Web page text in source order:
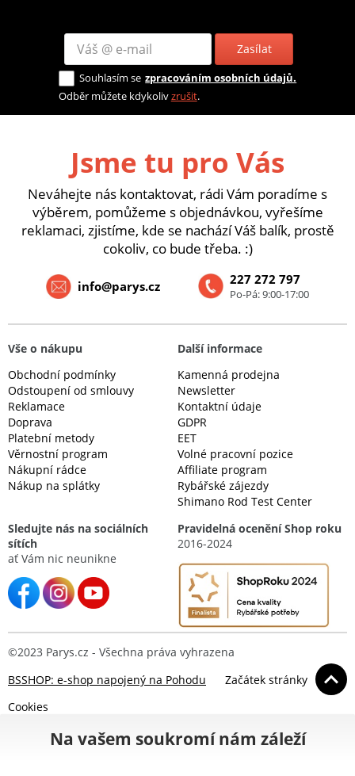
Zasílat
Souhlasím se zpracováním osobních údajů.
Odběr můžete kdykolivzrušit.
Jsme tu pro Vás
Neváhejte nás kontaktovat, rádi Vám poradíme s
výběrem, pomůžeme s objednávkou, vyřešíme
reklamaci, zjistíme, kde se nachází Váš balík, prostě
cokoliv, co bude třeba. :)
227 272 797
Po-Pá: 9:00-17:00
info@parys.cz
Vše o nákupu
Obchodní podmínky
Odstoupení od smlouvy
Reklamace
Doprava
Platební metody
Věrnostní program
Nákupní rádce
Nákup na splátky
Další informace
Kamenná prodejna
Newsletter
Kontaktní údaje
GDPR
EET
Volné pracovní pozice
Affiliate program
Rybářské zájezdy
Shimano Rod Test Center
Sledujte nás na sociálních
sítích
ať Vám nic neunikne
Pravidelná ocenění Shop roku
2016-2024
©2023 Parys.cz - Všechna práva vyhrazena
BSSHOP: e-shop napojený na Pohodu
Začátek stránky
Cookies
Na vašem soukromí nám záleží